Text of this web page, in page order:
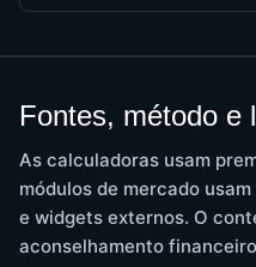
Fontes, método e
As calculadoras usam
módulos de mercado
e widgets externos. O
aconselhamento